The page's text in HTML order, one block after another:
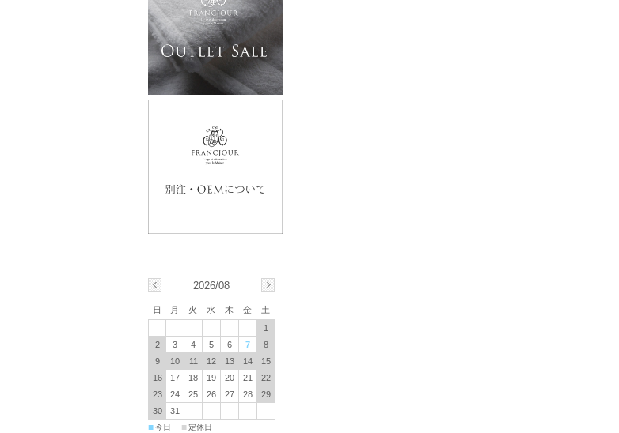
2026/08
日 月 火 水 木 金
土
1
2
3 4 5 6 7
8
9
10 11 12 13 14
15
16
17 18 19 20 21
22
23
24 25 26 27 28
29
30
31
■今日 ■ 定休日